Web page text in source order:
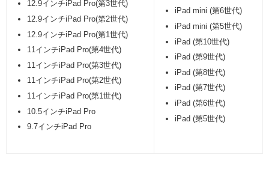
12.9インチiPad Pro(第3世代)
12.9インチiPad Pro(第2世代)
12.9インチiPad Pro(第1世代)
11インチiPad Pro(第4世代)
11インチiPad Pro(第3世代)
11インチiPad Pro(第2世代)
11インチiPad Pro(第1世代)
10.5インチiPad Pro
9.7インチiPad Pro
iPad mini (第6世代)
iPad mini (第5世代)
iPad (第10世代)
iPad (第9世代)
iPad (第8世代)
iPad (第7世代)
iPad (第6世代)
iPad (第5世代)